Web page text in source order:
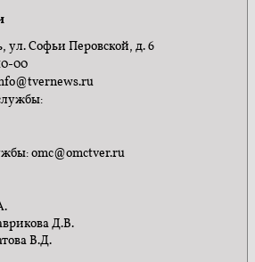
ул. Софьи Перовской, д. 6
00
omc@omctver.ru
Д.В.
В.Д.